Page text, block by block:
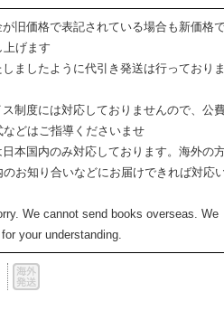
旧価格で表記されている場合も新価格
上げます
ましたように代引き発送は行っており
制度には対応しておりませんので、公
などはご指導くださいませ
本国内のみ対応しております。海外の
のお知り合いなどにお届けできれば対応
We cannot send books overseas. We
your understanding.